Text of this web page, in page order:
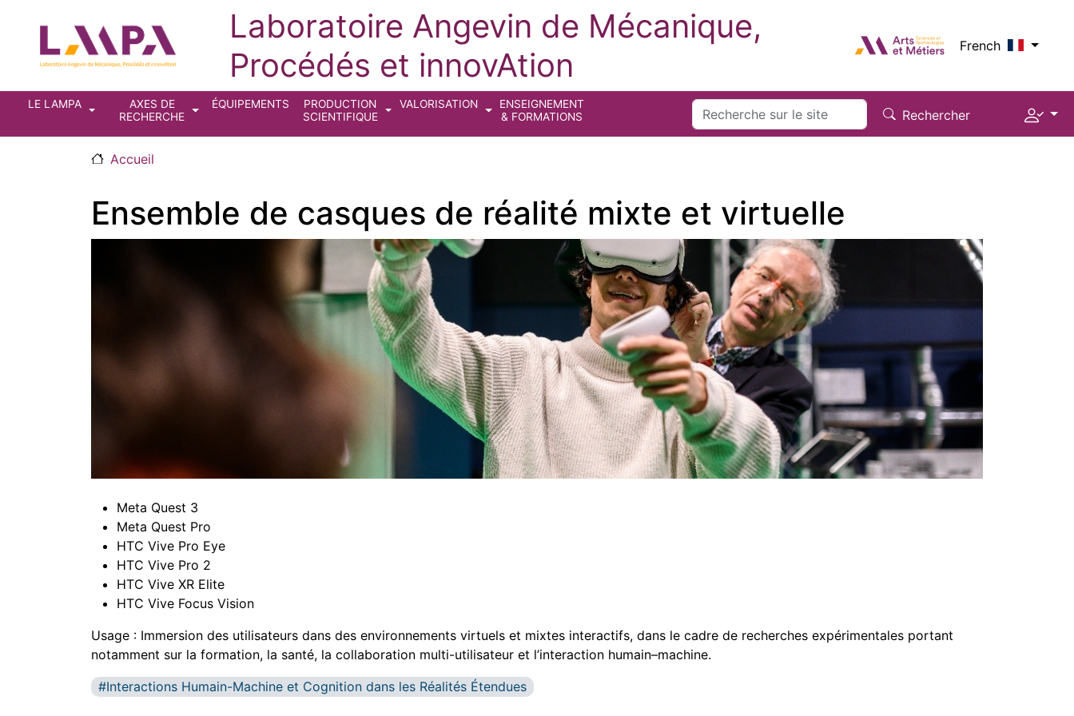
Laboratoire Angevin de Mécanique,
Procédés et innovAtion
French
Logo_image
Navigation principale
LE LAMPA
AXES DE
RECHERCHE
ÉQUIPEMENTS
PRODUCTION
SCIENTIFIQUE
VALORISATION
ENSEIGNEMENT
& FORMATIONS
Search Rechercher
Accueil
Ensemble de casques de réalité mixte et virtuelle
Meta Quest 3
Meta Quest Pro
HTC Vive Pro Eye
HTC Vive Pro 2
HTC Vive XR Elite
HTC Vive Focus Vision
Usage : Immersion des utilisateurs dans des environnements virtuels et mixtes interactifs, dans le cadre de recherches expérimentales portant
notamment sur la formation, la santé, la collaboration multi-utilisateur et l’interaction humain–machine.
Interactions Humain-Machine et Cognition dans les Réalités Étendues